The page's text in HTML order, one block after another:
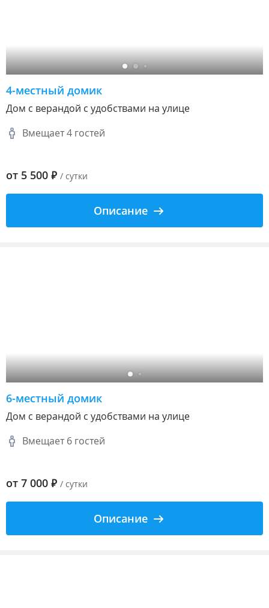
4-местный домик
Дом с верандой с удобствами на улице
Вмещает 4 гостей
от 5 500 ₽ / сутки
Описание
6-местный домик
Дом с верандой с удобствами на улице
Вмещает 6 гостей
от 7 000 ₽ / сутки
Описание